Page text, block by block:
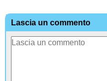
Lascia un commento